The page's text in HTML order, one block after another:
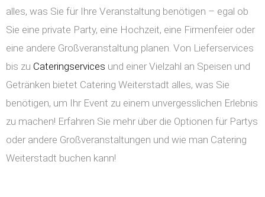
alles, was Sie für Ihre Veranstaltung benötigen – egal ob
Sie eine private Party, eine Hochzeit, eine Firmenfeier oder
eine andere Großveranstaltung planen. Von Lieferservices
bis zu Cateringservices und einer Vielzahl an Speisen und
Getränken bietet Catering Weiterstadt alles, was Sie
benötigen, um Ihr Event zu einem unvergesslichen Erlebnis
zu machen! Erfahren Sie mehr über die Optionen für Partys
oder andere Großveranstaltungen und wie man Catering
Weiterstadt buchen kann!